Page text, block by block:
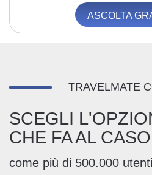
ASCOLTA
TRAVELMATE
SCEGLI
CHE FA AL
come più di 500.000